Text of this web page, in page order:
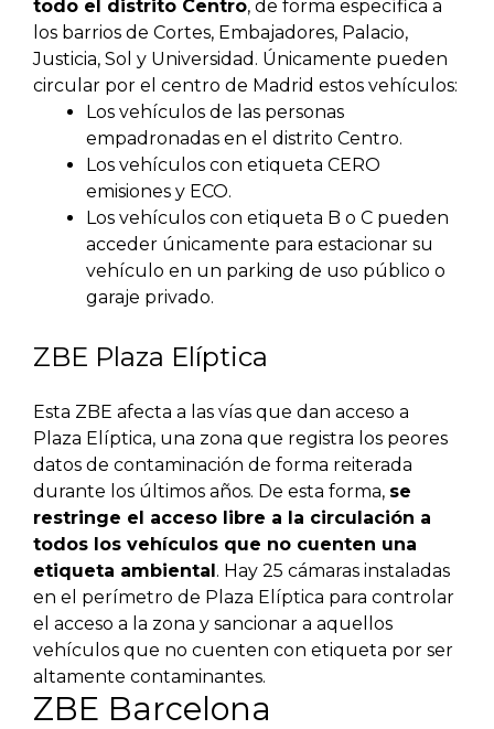
todo el distrito Centro, de forma específica a
los barrios de Cortes, Embajadores, Palacio,
Justicia, Sol y Universidad. Únicamente pueden
circular por el centro de Madrid estos vehículos:
Los vehículos de las personas
empadronadas en el distrito Centro.
Los vehículos con etiqueta CERO
emisiones y ECO.
Los vehículos con etiqueta B o C pueden
acceder únicamente para estacionar su
vehículo en un parking de uso público o
garaje privado.
ZBE Plaza Elíptica
Esta ZBE afecta a las vías que dan acceso a
Plaza Elíptica, una zona que registra los peores
datos de contaminación de forma reiterada
durante los últimos años. De esta forma, se
restringe el acceso libre a la circulación a
todos los vehículos que no cuenten una
etiqueta ambiental. Hay 25 cámaras instaladas
en el perímetro de Plaza Elíptica para controlar
el acceso a la zona y sancionar a aquellos
vehículos que no cuenten con etiqueta por ser
altamente contaminantes.
ZBE Barcelona